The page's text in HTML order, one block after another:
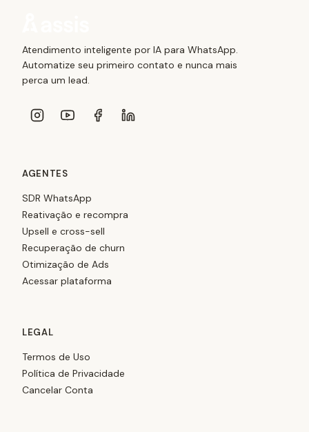
Atendimento inteligente por IA para WhatsApp.
Automatize seu primeiro contato e nunca mais
perca um lead.
AGENTES
SDR WhatsApp
Reativação e recompra
Upsell e cross-sell
Recuperação de churn
Otimização de Ads
Acessar plataforma
LEGAL
Termos de Uso
Política de Privacidade
Cancelar Conta